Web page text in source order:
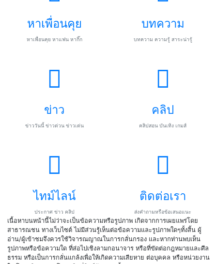
หาเพื่อนคุย
หาเพื่อนคุย หาแฟน หากิ๊ก
บทความ
บทความ ความรู้ สาระน่ารู้
ข่าว
ข่าววันนี้ ข่าวด่วน ข่าวเด่น
คลิป
คลิปสอน บันเทิง เกมส์
ไทม์ไลน์
ประกาศ ข่าว คลิป
ติดต่อเรา
ส่งคำถามหรือข้อเสนอแนะ
เนื้อหาบนหน้านี้ไม่ว่าจะเป็นข้อความหรือรูปภาพ เกิดจากการเผยแพร่โดย
สาธารณชน ทางเว็บไซต์ ไม่มีส่วนรู้เห็นต่อข้อความและรูปภาพใดๆทั้งสิ้น ผู้
อ่าน/ผู้เข้าชมจึงควรใช้วิจารณญาณในการกลั่นกรอง และหากท่านพบเห็น
รูปภาพหรือข้อความใด ที่ส่อไปเชิงลามกอนาจาร หรือที่ขัดต่อกฎหมายและศีล
ธรรม หรือเป็นการกลั่นแกล้งเพื่อให้เกิดความเสียหาย ต่อบุคคล หรือหน่วยงาน